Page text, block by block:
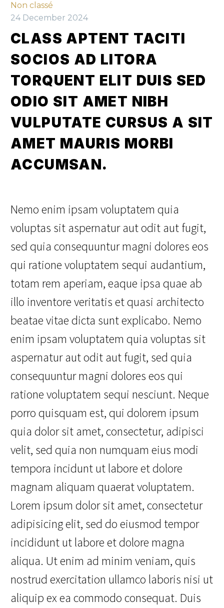
Non classé
24 December 2024
CLASS APTENT TACITI
SOCIOS AD LITORA
TORQUENT ELIT DUIS SED
ODIO SIT AMET NIBH
VULPUTATE CURSUS A SIT
AMET MAURIS MORBI
ACCUMSAN.
Nemo enim ipsam voluptatem quia
voluptas sit aspernatur aut odit aut fugit,
sed quia consequuntur magni dolores eos
qui ratione voluptatem sequi audantium,
totam rem aperiam, eaque ipsa quae ab
illo inventore veritatis et quasi architecto
beatae vitae dicta sunt explicabo. Nemo
enim ipsam voluptatem quia voluptas sit
aspernatur aut odit aut fugit, sed quia
consequuntur magni dolores eos qui
ratione voluptatem sequi nesciunt. Neque
porro quisquam est, qui dolorem ipsum
quia dolor sit amet, consectetur, adipisci
velit, sed quia non numquam eius modi
tempora incidunt ut labore et dolore
magnam aliquam quaerat voluptatem.
Lorem ipsum dolor sit amet, consectetur
adipisicing elit, sed do eiusmod tempor
incididunt ut labore et dolore magna
aliqua. Ut enim ad minim veniam, quis
nostrud exercitation ullamco laboris nisi ut
aliquip ex ea commodo consequat. Duis